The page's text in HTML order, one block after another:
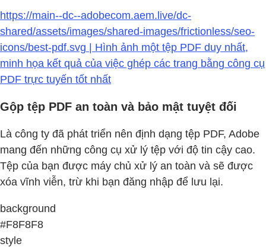
https://main--dc--adobecom.aem.live/dc-
shared/assets/images/shared-images/frictionless/seo-
icons/best-pdf.svg | Hình ảnh một tệp PDF duy nhất,
minh họa kết quả của việc ghép các trang bằng công cụ
PDF trực tuyến tốt nhất
Gộp tệp PDF an toàn và bảo mật tuyệt đối
Là công ty đã phát triển nên định dạng tệp PDF, Adobe
mang đến những công cụ xử lý tệp với độ tin cậy cao.
Tệp của bạn được máy chủ xử lý an toàn và sẽ được
xóa vĩnh viễn, trừ khi bạn đăng nhập để lưu lại.
background
#F8F8F8
style